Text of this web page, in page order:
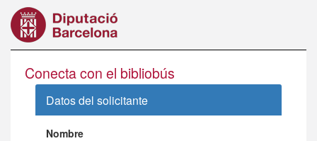
contingut
Conecta con el bibliobús
Datos del solicitante
Nombre